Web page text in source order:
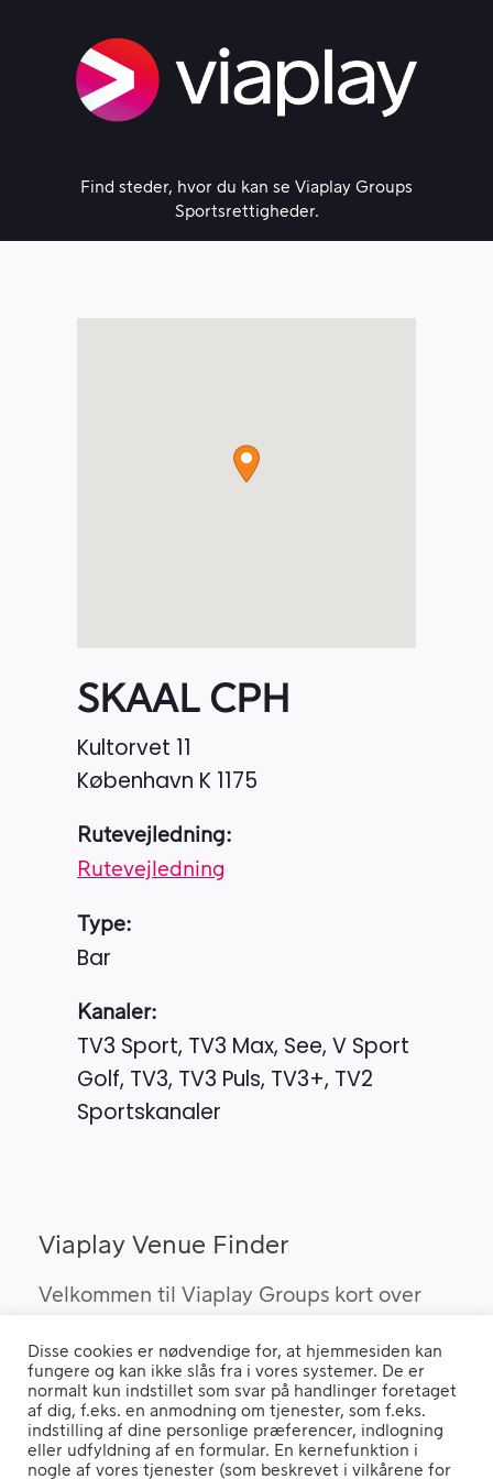
Find steder, hvor du kan se Viaplay Groups
Sportsrettigheder.
SKAAL CPH
Kultorvet 11
København K 1175
Rutevejledning:
Rutevejledning
Type:
Bar
Kanaler:
TV3 Sport, TV3 Max, See, V Sport
Golf, TV3, TV3 Puls, TV3+, TV2
Sportskanaler
Viaplay Venue Finder
Velkommen til Viaplay Groups kort over
finde barer, pubber og hoteller, som kan
vise Viaplay’s sportsrettigheder i Danmark.
Hvis du benytter en "Ad Blocker" vil du opleve, at siden ikke fungerer
Disse cookies er nødvendige for, at hjemmesiden kan
fungere og kan ikke slås fra i vores systemer. De er
normalt kun indstillet som svar på handlinger foretaget
af dig, f.eks. en anmodning om tjenester, som f.eks.
indstilling af dine personlige præferencer, indlogning
eller udfyldning af en formular. En kernefunktion i
nogle af vores tjenester (som beskrevet i vilkårene for